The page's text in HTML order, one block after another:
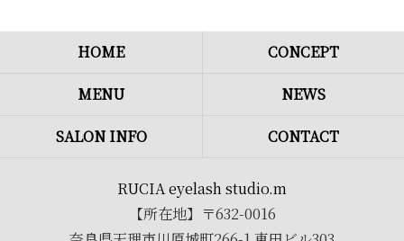
HOME CONCEPT
MENU NEWS
SALON INFO CONTACT
RUCIA eyelash studio.m
【所在地】〒632-0016